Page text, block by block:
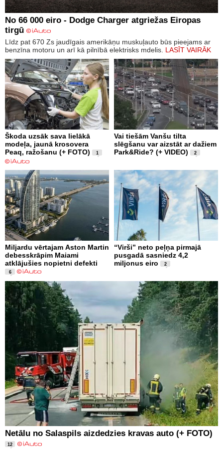
No 66 000 eiro - Dodge Charger atgriežas Eiropas
tirgū
Līdz pat 670 Zs jaudīgais amerikāņu muskuļauto būs pieejams ar
benzīna motoru un arī kā pilnībā elektrisks mdelis. LASĪT VAIRĀK
Škoda uzsāk sava lielākā
modeļa, jaunā krosovera
Peaq, ražošanu (+ FOTO)
1
Vai tiešām Vanšu tilta
slēgšanu var aizstāt ar dažiem
Park&Ride? (+ VIDEO)
2
Miljardu vērtajam Aston Martin
debesskrāpim Maiami
atklājušies nopietni defekti
6
“Virši” neto peļņa pirmajā
pusgadā sasniedz 4,2
miljonus eiro
2
Netālu no Salaspils aizdedzies kravas auto (+ FOTO)
12